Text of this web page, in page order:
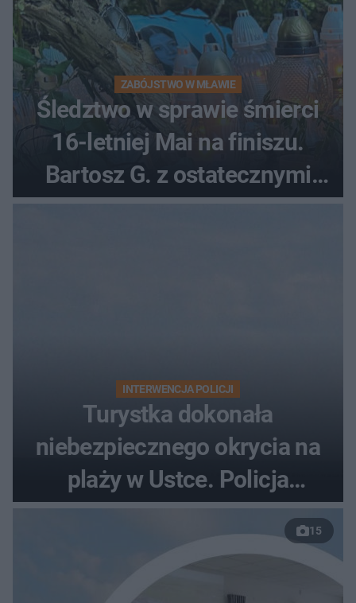
ZABÓJSTWO W MŁAWIE
Śledztwo w sprawie śmierci
16-letniej Mai na finiszu.
Bartosz G. z ostatecznymi
INTERWENCJA POLICJI
Turystka dokonała
niebezpiecznego okrycia na
plaży w Ustce. Policja
musiała zamknąć odcinek
wybrzeża
15